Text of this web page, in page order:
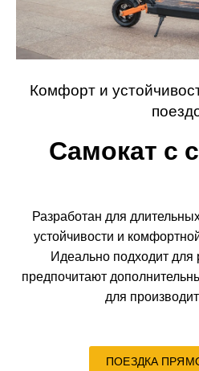
Комфорт и
Самокат с
Разработан для
устойчивости и
Идеально подходит для
предпочитают
для
ПОЕЗДКА